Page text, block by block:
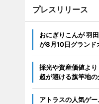
プレスリリース
おにぎりこんが 羽
が8月10日グランド
採光や資産価値よ
超が避ける旗竿地の
アトラスの人気ゲ